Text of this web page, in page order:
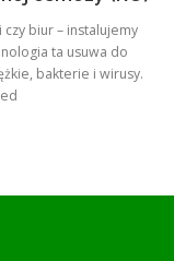
biur – instalujemy
ta usuwa do
bakterie i wirusy.
w